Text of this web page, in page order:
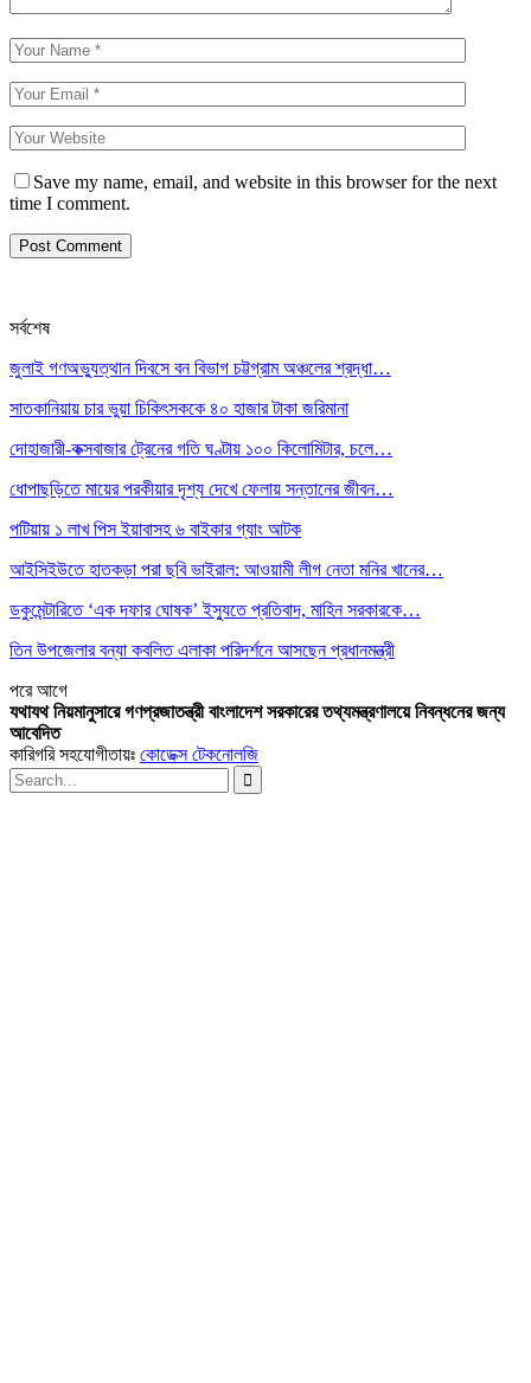
Save my name, email, and website in this browser for the next
time I comment.
সর্বশেষ
জুলাই গণঅভ্যুত্থান দিবসে বন বিভাগ চট্টগ্রাম অঞ্চলের শ্রদ্ধা…
সাতকানিয়ায় চার ভুয়া চিকিৎসককে ৪০ হাজার টাকা জরিমানা
দোহাজারী-কক্সবাজার ট্রেনের গতি ঘণ্টায় ১০০ কিলোমিটার, চলে…
ধোপাছড়িতে মায়ের পরকীয়ার দৃশ্য দেখে ফেলায় সন্তানের জীবন…
পটিয়ায় ১ লাখ পিস ইয়াবাসহ ৬ বাইকার গ্যাং আটক
আইসিইউতে হাতকড়া পরা ছবি ভাইরাল: আওয়ামী লীগ নেতা মনির খানের…
ডকুমেন্টারিতে ‘এক দফার ঘোষক’ ইস্যুতে প্রতিবাদ, মাহিন সরকারকে…
তিন উপজেলার বন্যা কবলিত এলাকা পরিদর্শনে আসছেন প্রধানমন্ত্রী
পরেআগে
যথাযথ নিয়মানুসারে গণপ্রজাতন্ত্রী বাংলাদেশ সরকারের তথ্যমন্ত্রণালয়ে নিবন্ধনের জন্য
আবেদিত
কারিগরি সহযোগীতায়ঃ কোডেক্স টেকনোলজি